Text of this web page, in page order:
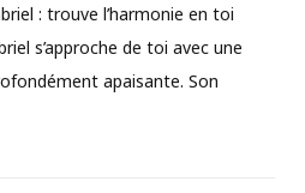
: trouve l’harmonie en toi
s’approche de toi avec une
apaisante. Son